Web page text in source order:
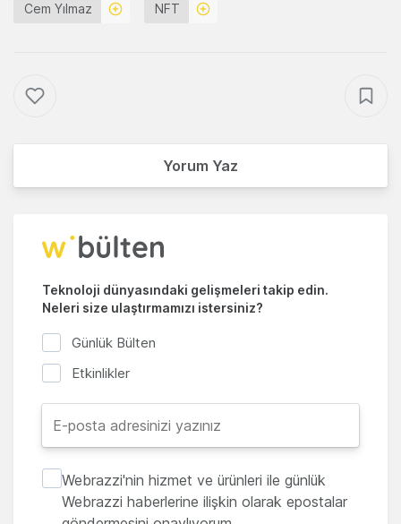
Cem Yılmaz NFT
Yorum Yaz
Teknoloji dünyasındaki gelişmeleri takip edin.
Neleri size ulaştırmamızı istersiniz?
Günlük Bülten
Etkinlikler
Webrazzi'nin hizmet ve ürünleri ile günlük
Webrazzi haberlerine ilişkin olarak epostalar